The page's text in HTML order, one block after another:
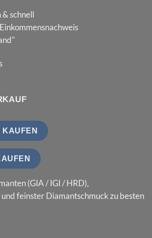
schnell
KAUFEN
(GIA / IGI / HRD),
feinster Diamantschmuck zu besten